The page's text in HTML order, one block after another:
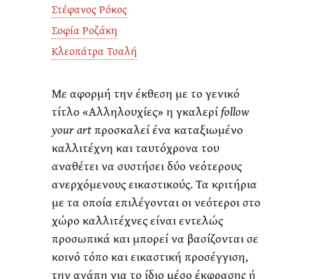
Με αφορμή την έκθεση με το γενικό
τίτλο «Αλληλουχίες» η γκαλερίfollow
your artπροσκαλεί ένα καταξιωμένο
καλλιτέχνη και ταυτόχρονα του
αναθέτει να συστήσει δύο νεότερους
ανερχόμενους εικαστικούς. Τα κριτήρια
με τα οποία επιλέγονται οι νεότεροι στο
χώρο καλλιτέχνες είναι εντελώς
προσωπικά και μπορεί να βασίζονται σε
κοινό τόπο και εικαστική προσέγγιση,
την αγάπη για το ίδιο μέσο έκφρασης ή
Στέφανος Ρόκος
Σοφία Ροζάκη
Κλεοπάτρα Τσαλή